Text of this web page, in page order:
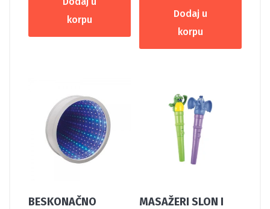
korpu
Dodaj u
korpu
BESKONAČNO
MASAŽERI SLON I